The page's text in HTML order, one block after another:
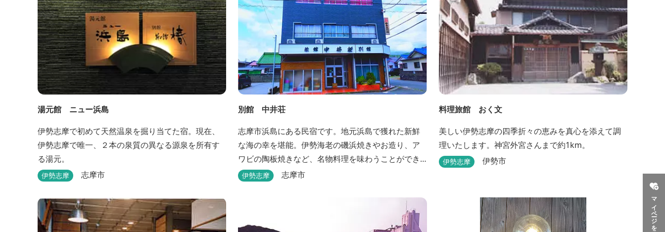
マイページを見る
湯元館 ニュー浜島
伊勢志摩で初めて天然温泉を掘り当てた宿。現在、
伊勢志摩で唯一、２本の泉質の異なる源泉を所有す
る湯元。
伊勢志摩 志摩市
別館 中井荘
志摩市浜島にある民宿です。地元浜島で獲れた新鮮
な海の幸を堪能。伊勢海老の磯浜焼きやお造り、ア
ワビの陶板焼きなど、名物料理を味わうことができ
ます。
伊勢志摩 志摩市
料理旅館 おく文
美しい伊勢志摩の四季折々の恵みを真心を添えて調
理いたします。神宮外宮さんまで約1km。
伊勢志摩 伊勢市